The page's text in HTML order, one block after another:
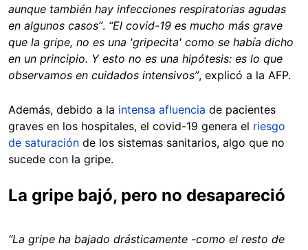
aunque también hay infecciones respiratorias agudas
en algunos casos”. “El covid-19 es mucho más grave
que la gripe, no es una 'gripecita' como se había dicho
en un principio. Y esto no es una hipótesis: es lo que
observamos en cuidados intensivos”, explicó a la AFP.
Además, debido a la intensa afluencia de pacientes
graves en los hospitales, el covid-19 genera el riesgo
de saturación de los sistemas sanitarios, algo que no
sucede con la gripe.
La gripe bajó, pero no desapareció
“La gripe ha bajado drásticamente -como el resto de